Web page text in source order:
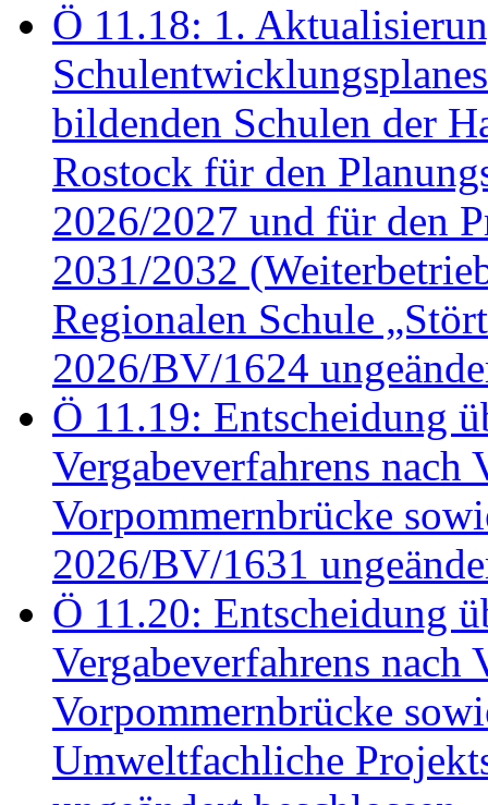
Ö 11.18: 1.
bildenden Schulen der
Rostock für den
2026/2027 und für den
2031/2032
Regionalen Schule
2026/BV/1624
Ö 11.19: Entscheidung
Vergabeverfahrens
Vorpommernbrücke
2026/BV/1631
Ö 11.20: Entscheidung
Vergabeverfahrens
Vorpommernbrücke
Umweltfachliche